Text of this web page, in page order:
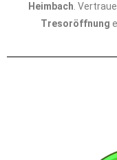
Heimbach .
Tresoröffnung